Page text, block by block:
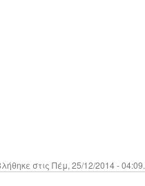
στις Πέμ, 25/12/2014 - 04:09.